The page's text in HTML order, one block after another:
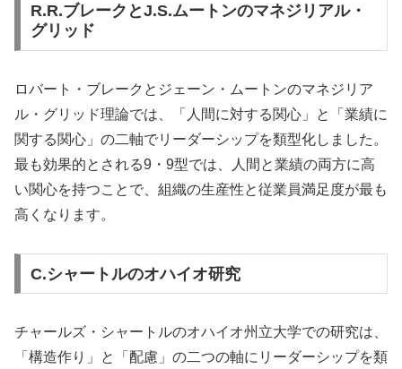
R.R.ブレークとJ.S.ムートンのマネジリアル・
グリッド
ロバート・ブレークとジェーン・ムートンのマネジリア
ル・グリッド理論では、「人間に対する関心」と「業績に
関する関心」の二軸でリーダーシップを類型化しました。
最も効果的とされる9・9型では、人間と業績の両方に高
い関心を持つことで、組織の生産性と従業員満足度が最も
高くなります。
C.シャートルのオハイオ研究
チャールズ・シャートルのオハイオ州立大学での研究は、
「構造作り」と「配慮」の二つの軸にリーダーシップを類